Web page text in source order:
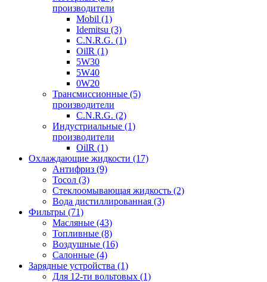
производители
Mobil (1)
Idemitsu (3)
C.N.R.G. (1)
OilR (1)
5W30
5W40
0W20
Трансмиссионные (5)
производители
C.N.R.G. (2)
Индустриальные (1)
производители
OilR (1)
Охлаждающие жидкости (17)
Антифриз (9)
Тосол (3)
Стеклоомывающая жидкость (2)
Вода дистиллированная (3)
Фильтры (71)
Масляные (43)
Топливные (8)
Воздушные (16)
Салонные (4)
Зарядные устройства (1)
Для 12-ти вольтовых (1)